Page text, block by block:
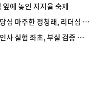
에 놓인 지지율 숙제
마주한 정청래, 리더십 흔
실험 좌초, 부실 검증 책